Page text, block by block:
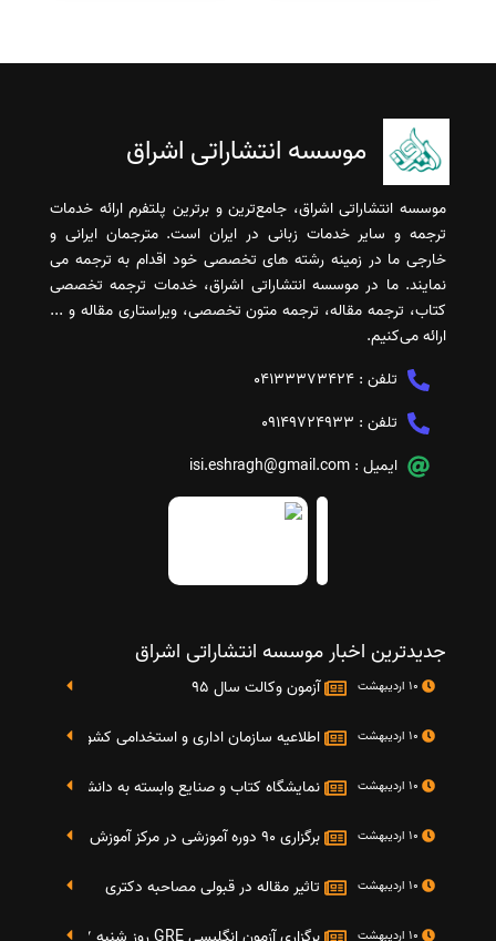
موسسه انتشاراتی اشراق
موسسه انتشاراتی اشراق، جامع‌ترین و برترین پلتفرم ارائه خدمات
ترجمه و سایر خدمات زبانی در ایران است. مترجمان ایرانی و
خارجی ما در زمینه رشته های تخصصی خود اقدام به ترجمه می
نمایند. ما در موسسه انتشاراتی اشراق، خدمات ترجمه تخصصی
کتاب، ترجمه مقاله، ترجمه متون تخصصی، ویراستاری مقاله و ...
ارائه می‌کنیم.
تلفن : 04133373424
تلفن : 09149724933
ایمیل : isi.eshragh@gmail.com
جدیدترین اخبار موسسه انتشاراتی اشراق
آزمون وکالت سال 95
اطلاعیه سازمان اداری و استخدامی کشور در خصوص
نمایشگاه کتاب و صنایع وابسته به دانشگاه صنعتی شریف 4 الی 8 مهر
برگزاری 90 دوره آموزشی در مرکز آموزش فرهنگی دانشگاه علامه
تاثیر مقاله در قبولی مصاحبه دکتری